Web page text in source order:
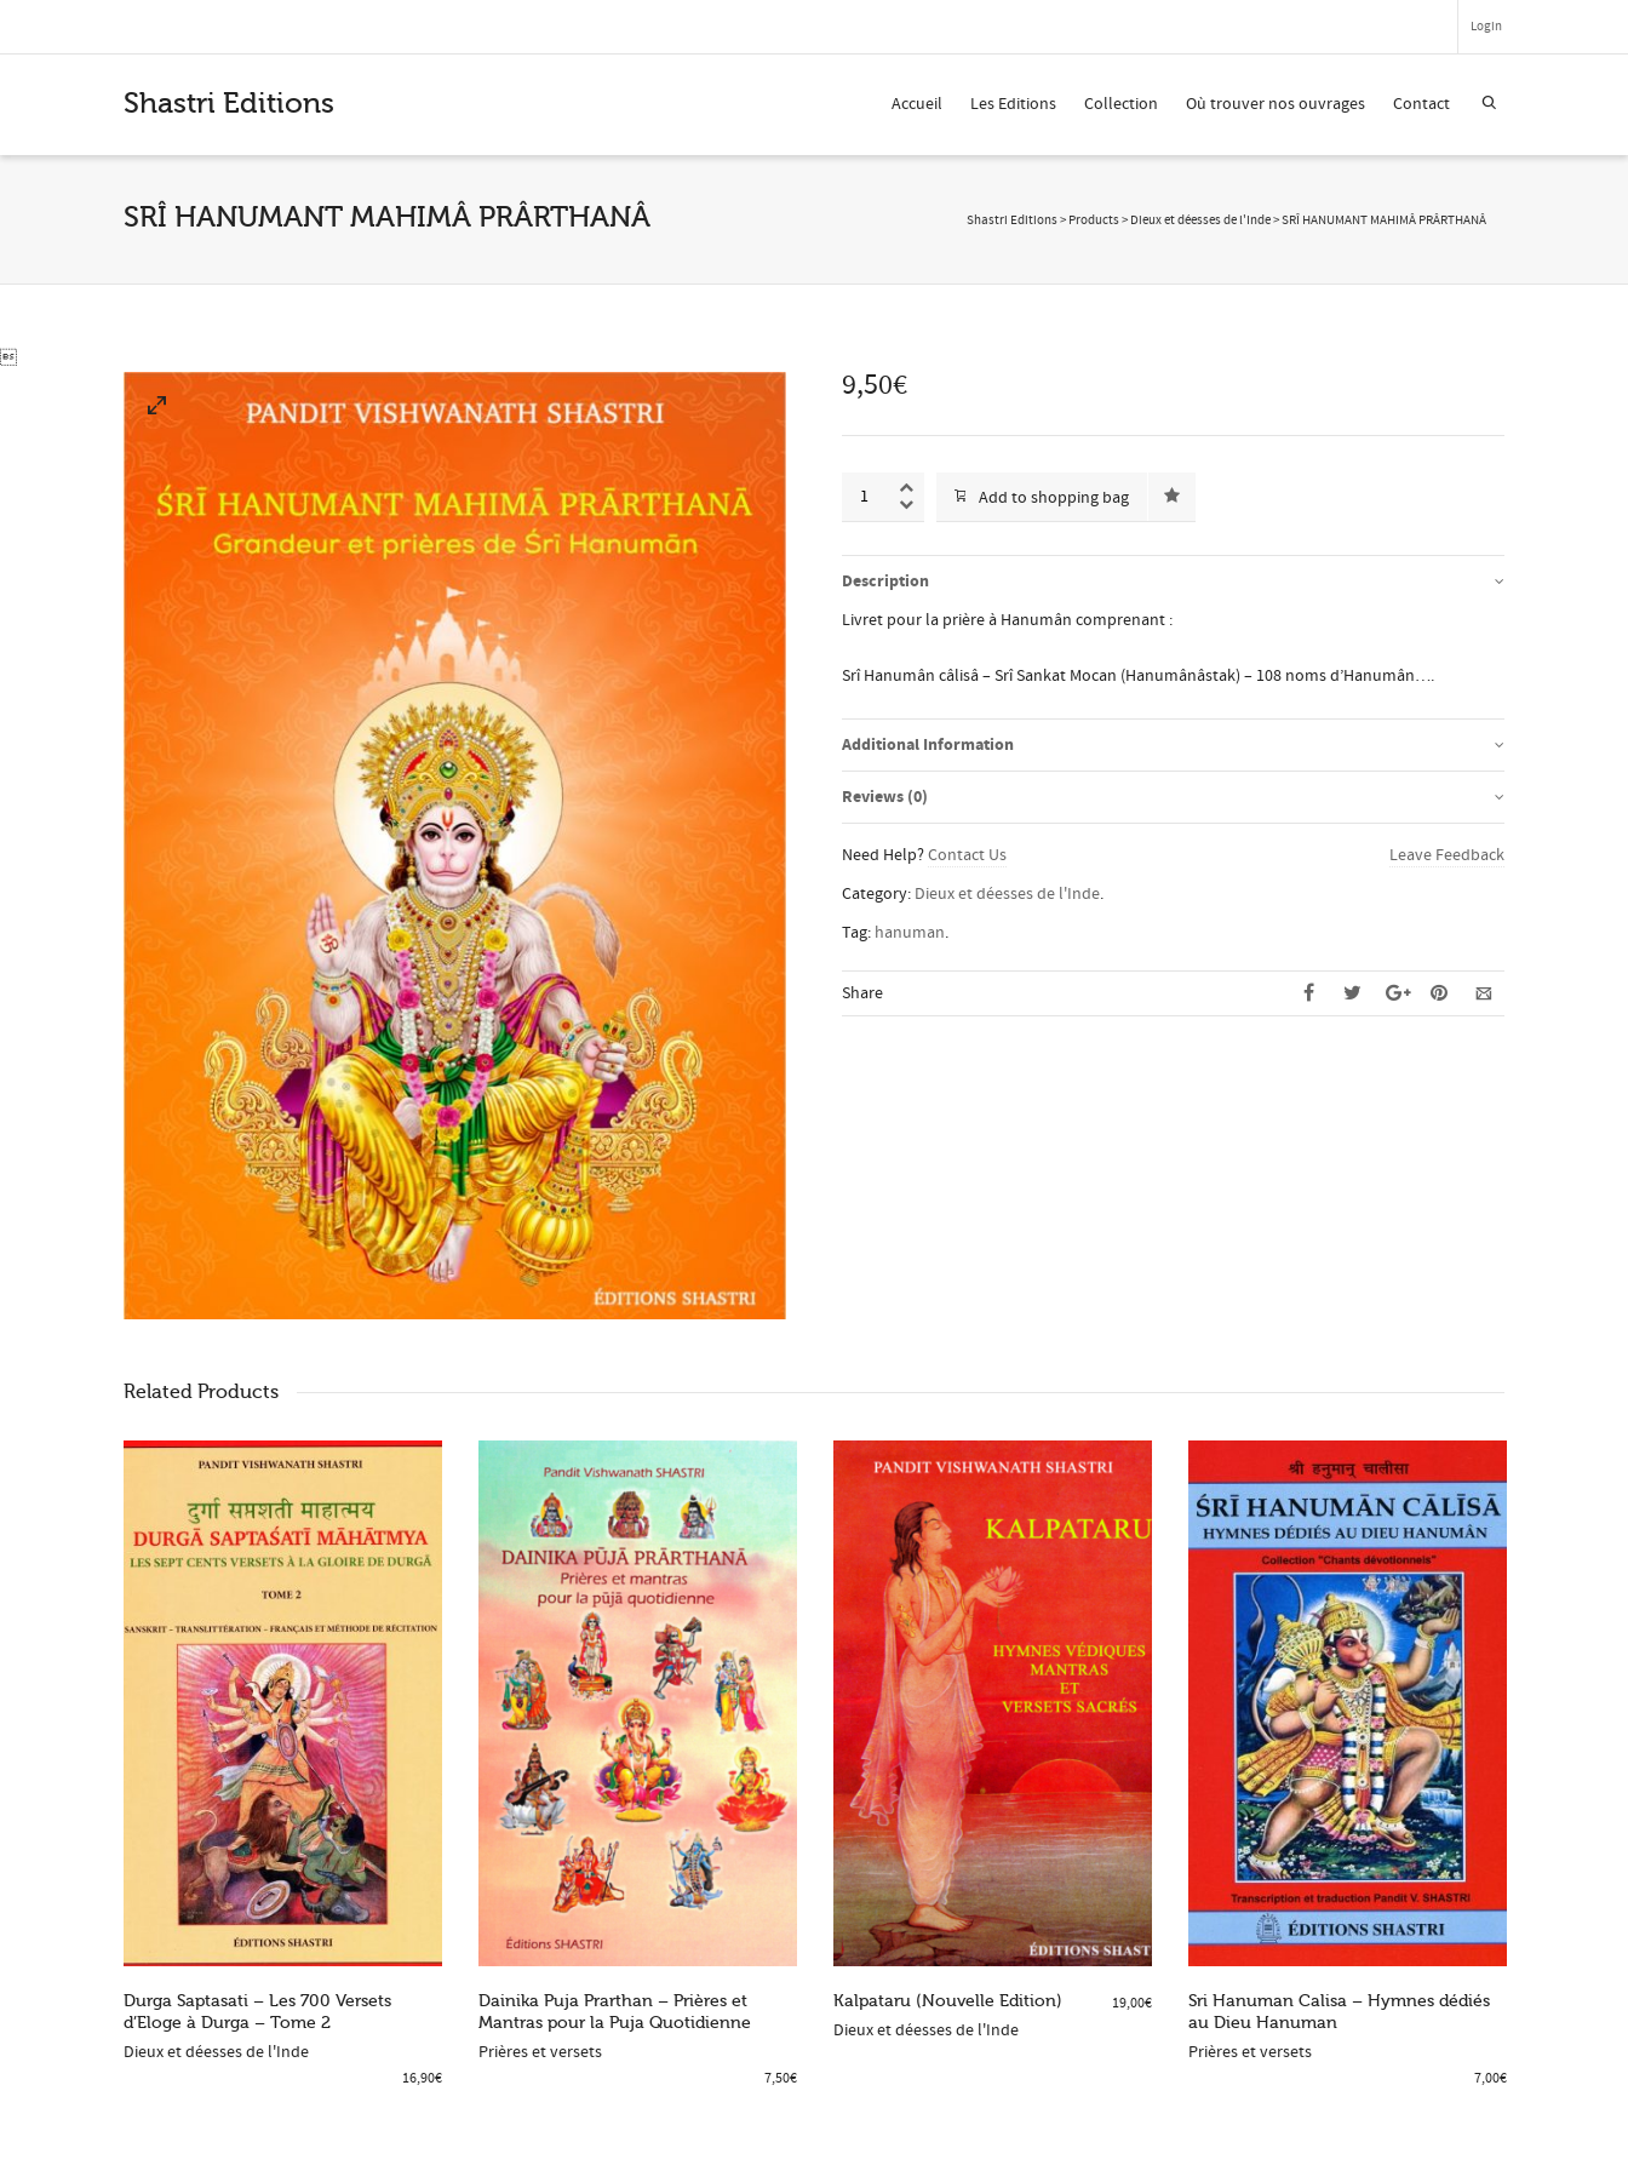
I'm looking forproductin a sizesize. Show me thecolouritems.
Login
Shastri Editions Accueil Les Editions Collection Où trouver nos ouvrages Contact
SRÎ HANUMANT MAHIMÂ PRÂRTHANÂ Shastri Editions> Products> Dieux et déesses de l'Inde>SRÎ HANUMANT MAHIMÂ PRÂRTHANÂ

9,50€
Add to shopping bag
Description
Livret pour la prière à Hanumân comprenant :
Srî Hanumân câlisâ – Srî Sankat Mocan (Hanumânâstak) – 108 noms d’Hanumân….
Additional Information
Reviews (0)
Need Help?Contact Us
Leave Feedback
Category: Dieux et déesses de l'Inde.
Tag: hanuman.
Share
Related Products
Durga Saptasati – Les 700 Versets
d’Eloge à Durga – Tome 2
Dieux et déesses de l'Inde
16,90€
Dainika Puja Prarthan – Prières et
Mantras pour la Puja Quotidienne
Prières et versets
7,50€
ADD TO SHOPPING BAG
Kalpataru (Nouvelle Edition)
Dieux et déesses de l'Inde
19,00€
Sri Hanuman Calisa – Hymnes dédiés
au Dieu Hanuman
Prières et versets
7,00€